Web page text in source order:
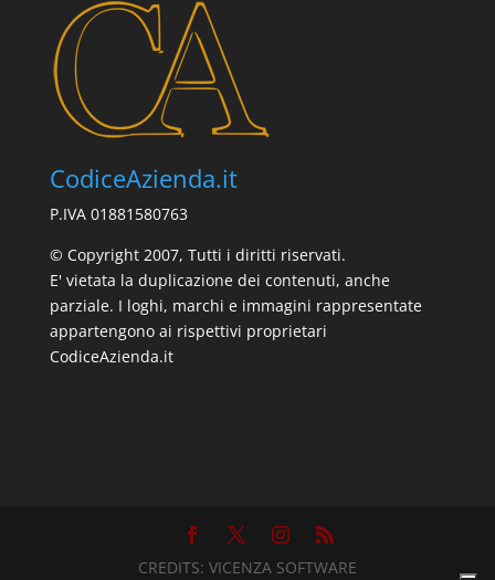
CodiceAzienda.it
P.IVA 01881580763
© Copyright 2007, Tutti i diritti riservati.
E' vietata la duplicazione dei contenuti, anche
parziale. I loghi, marchi e immagini rappresentate
appartengono ai rispettivi proprietari
CodiceAzienda.it
CREDITS: VICENZA SOFTWARE